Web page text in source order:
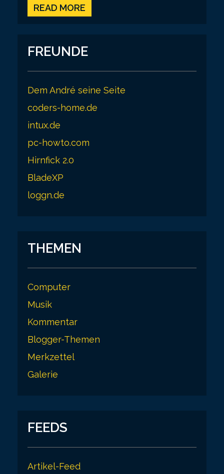
READ MORE
FREUNDE
Dem André seine Seite
coders-home.de
intux.de
pc-howto.com
Hirnfick 2.0
BladeXP
loggn.de
THEMEN
Computer
Musik
Kommentar
Blogger-Themen
Merkzettel
Galerie
FEEDS
Artikel-Feed